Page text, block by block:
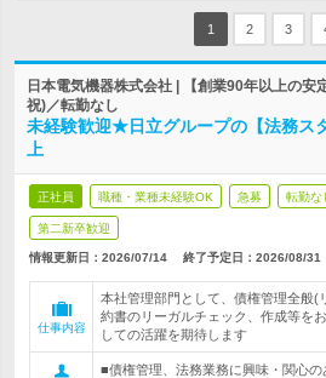
1 2 3
日本電気機器株式会社 | 【創業90年以上の安
祝)／転勤なし
未経験歓迎★日立グループの【法務ス
上
正社員 職種・業種未経験OK 急募 転勤な
第二新卒歓迎
情報更新日：2026/07/14 終了予定日： 2026/08/31
仕事内容
本社管理部門として、債権管理全般(
約書のリーガルチェック、作成等を
しての活躍を期待します
■債権管理、法務業務に興味・関心